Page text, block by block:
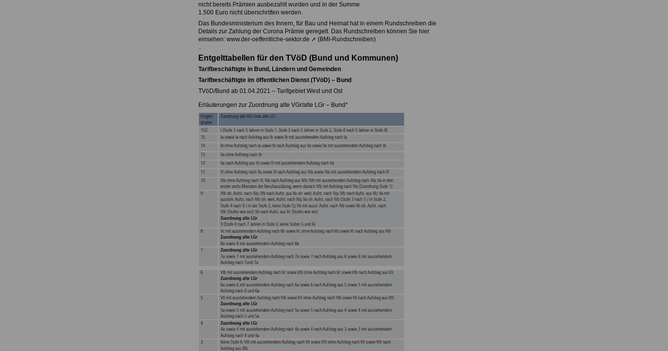
nicht bereits Prämien ausbezahlt wurden und in der Summe
1.500 Euro nicht überschritten werden.
Das Bundesministerium des Innern, für Bau und Heimat hat in einem Rundschreiben die
Details zur Zahlung der Corona Prämie geregelt. Das Rundschreiben können Sie hier
einsehen: www.der-oeffentliche-sektor.de ➚ (BMI-Rundschreiben)
..
Entgelttabellen für den TVöD (Bund und Kommunen)
Tarifbeschäftigte in Bund, Ländern und Gemeinden
Tarifbeschäftigte im öffentlichen Dienst (TVöD) – Bund
TVöD/Bund ab 01.04.2021 – Tarifgebiet West und Ost
Erläuterungen zur Zuordnung alte VGr/alte LGr – Bund*